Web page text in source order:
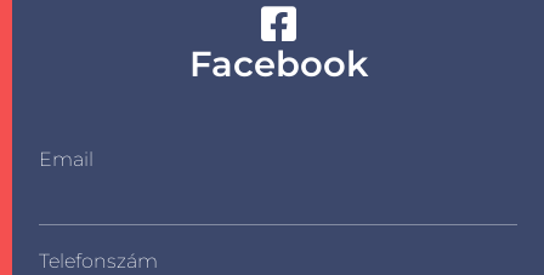
Facebook
Email
Telefonszám